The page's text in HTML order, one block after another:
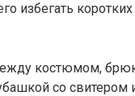
избегать
костюмом,
со